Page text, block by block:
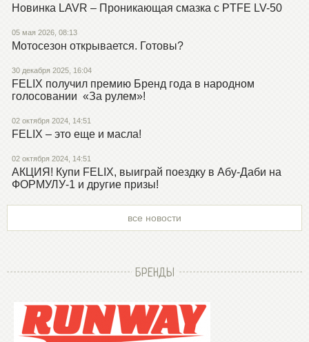
Новинка LAVR – Проникающая смазка с PTFE LV-50
05 мая 2026, 08:13
Мотосезон открывается. Готовы?
30 декабря 2025, 16:04
FELIX получил премию Бренд года в народном
голосовании «За рулем»!
02 октября 2024, 14:51
FELIX – это еще и масла!
02 октября 2024, 14:51
АКЦИЯ! Купи FELIX, выиграй поездку в Абу-Даби на
ФОРМУЛУ-1 и другие призы!
все новости
БРЕНДЫ